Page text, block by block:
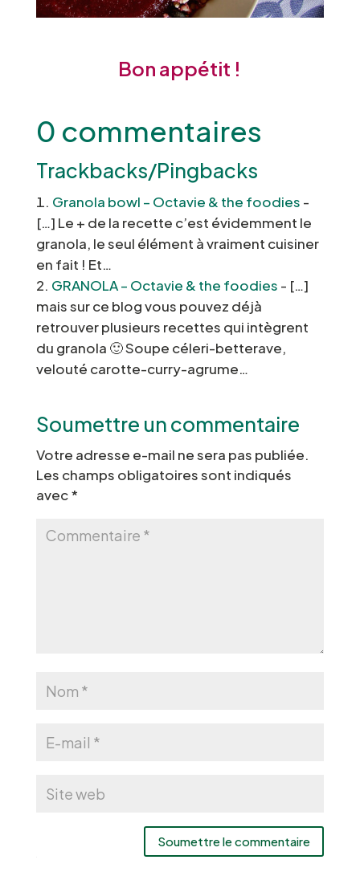
Bon appétit !
0 commentaires
Trackbacks/Pingbacks
Granola bowl – Octavie & the foodies -
[…] Le + de la recette c’est évidemment le
granola, le seul élément à vraiment cuisiner
en fait ! Et…
GRANOLA – Octavie & the foodies - […]
mais sur ce blog vous pouvez déjà
retrouver plusieurs recettes qui intègrent
du granola 🙂 Soupe céleri-betterave,
velouté carotte-curry-agrume…
Soumettre un commentaire
Votre adresse e-mail ne sera pas publiée.
Les champs obligatoires sont indiqués
avec*
Soumettre le commentaire